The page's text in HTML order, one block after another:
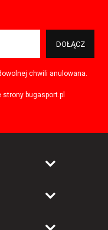
DOŁĄCZ
chwili anulowana.
bugasport.pl